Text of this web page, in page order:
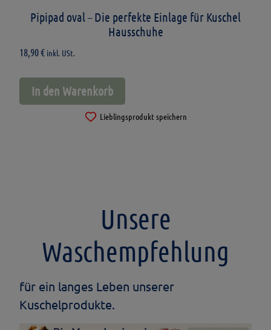
Pipipad oval – Die perfekte Einlage für Kuschel
Hausschuhe
18,90€ inkl. USt.
In den Warenkorb
Lieblingsprodukt speichern
Unsere
Waschempfehlung
für ein langes Leben unserer
Kuschelprodukte.